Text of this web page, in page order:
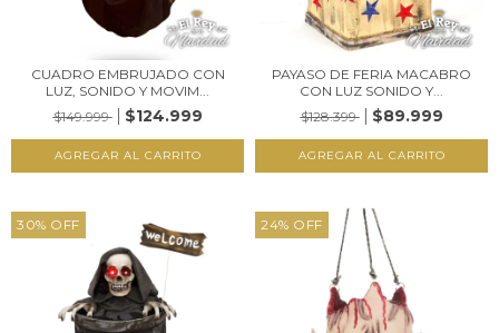
CUADRO EMBRUJADO CON
LUZ, SONIDO Y MOVIM...
$149.999
$124.999
PAYASO DE FERIA MACABRO
CON LUZ SONIDO Y...
$128.399
$89.999
30% OFF 24% OFF